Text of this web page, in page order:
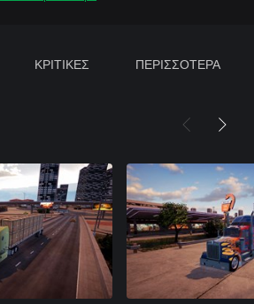
ΚΡΙΤΙΚΕΣ ΠΕΡΙΣΣΟΤΕΡΑ